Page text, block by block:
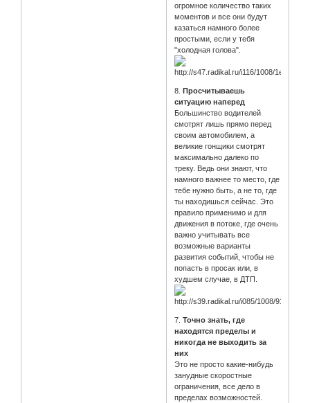
огромное количество таких
моментов и все они будут
казаться намного более
простыми, если у тебя
"холодная голова".
8.Просчитываешь
ситуацию наперед
Большинство водителей
смотрят лишь прямо перед
своим автомобилем, а
великие гонщики смотрят
максимально далеко по
треку. Ведь они знают, что
намного важнее то место, где
тебе нужно быть, а не то, где
ты находишься сейчас. Это
правило применимо и для
движения в потоке, где очень
важно учитывать все
возможные варианты
развития событий, чтобы не
попасть в просак или, в
худшем случае, в ДТП.
7.Точно знать, где
находятся пределы и
никогда не выходить за
них
Это не просто какие-нибудь
занудные скоростные
ограничения, все дело в
пределах возможностей.